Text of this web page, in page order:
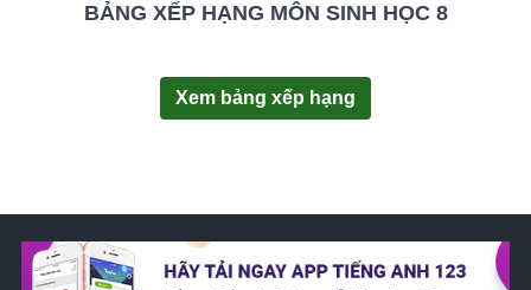
BẢNG XẾP HẠNG MÔN SINH HỌC 8
Xem bảng xếp hạng